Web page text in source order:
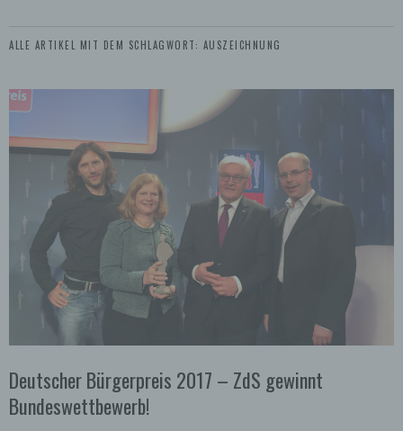
ALLE ARTIKEL MIT DEM SCHLAGWORT: AUSZEICHNUNG
Deutscher Bürgerpreis 2017 – ZdS gewinnt
Bundeswettbewerb!